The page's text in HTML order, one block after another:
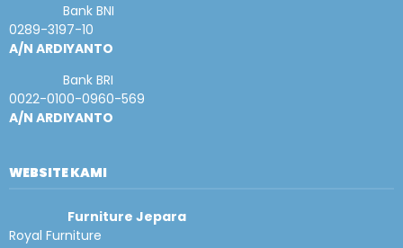
Bank BNI
0289-3197-10
A/N ARDIYANTO
Bank BRI
0022-0100-0960-569
A/N ARDIYANTO
WEBSITE KAMI
Furniture Jepara
Royal Furniture